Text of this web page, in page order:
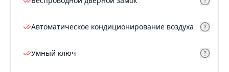
Автоматическое кондиционирование воздуха
Умный ключ